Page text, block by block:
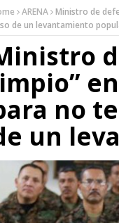
ARENA Ministro de
de un levantamiento
no
un